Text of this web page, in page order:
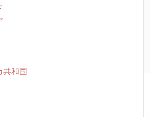
共和国